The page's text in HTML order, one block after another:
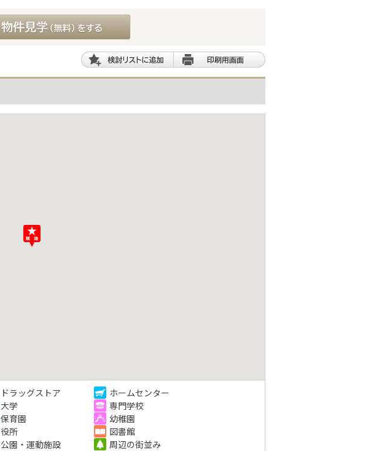
ドラッグストア
ホームセンター
大学
専門学校
保育園
幼稚園
役所
図書館
公園・運動施設
周辺の街並み